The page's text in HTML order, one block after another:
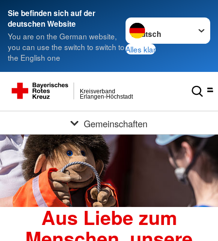
Sie befinden sich auf der
deutschen Website
You are on the German website,
you can use the switch to switch to
the English one
Sprache wechseln zu
Alles klar
Erlangen-Höchstadt
Kreisverband
Gemeinschaften
Aus Liebe zum